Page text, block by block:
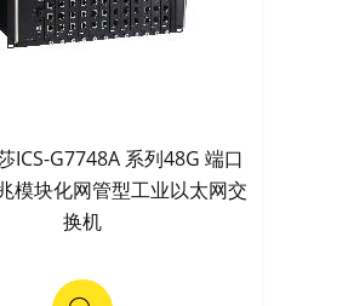
ICS-G7748A 系列48G 端口
模块化网管型工业以太网交
换机